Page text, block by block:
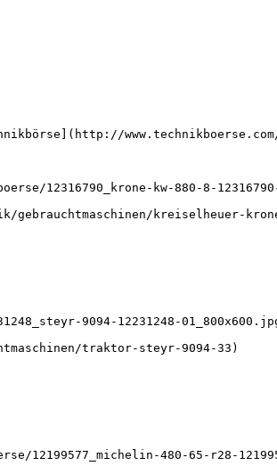
12316790_krone-kw-880-8-
kreiselheuer-
9094-12231248-
traktor-steyr-9094-33)
480-65-r28-